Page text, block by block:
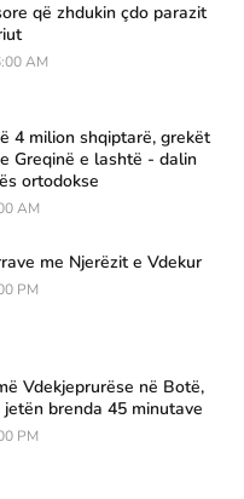
që zhdukin çdo parazit
AM
4 milion shqiptarë, grekët
Greqinë e lashtë - dalin
ortodokse
AM
me Njerëzit e Vdekur
PM
Vdekjeprurëse në Botë,
brenda 45 minutave
PM